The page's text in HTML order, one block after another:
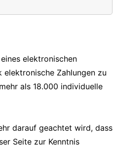
elektronischen
Zahlungen zu
als 18.000 individuelle
darauf geachtet wird, dass
Seite zur Kenntnis